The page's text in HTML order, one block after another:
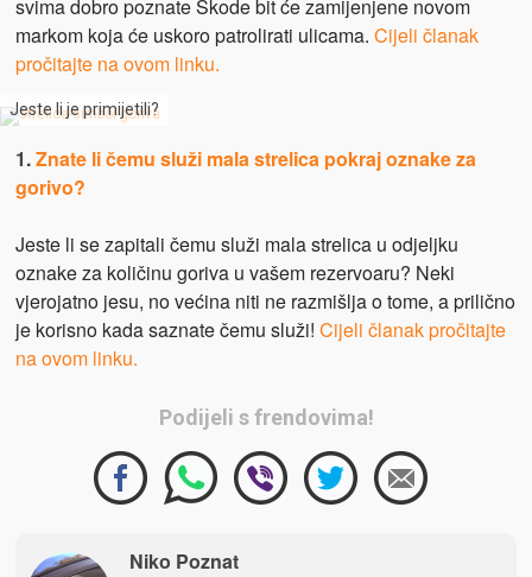
svima dobro poznate Škode bit će zamijenjene novom
markom koja će uskoro patrolirati ulicama. Cijeli članak
pročitajte na ovom linku.
Jeste li je primijetili?
1.Znate li čemu služi mala strelica pokraj oznake za
gorivo?
Jeste li se zapitali čemu služi mala strelica u odjeljku
oznake za količinu goriva u vašem rezervoaru? Neki
vjerojatno jesu, no većina niti ne razmišlja o tome, a prilično
je korisno kada saznate čemu služi! Cijeli članak pročitajte
na ovom linku.
Podijeli s frendovima!
Niko Poznat